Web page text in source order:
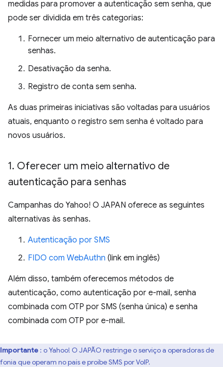
medidas para promover a autenticação sem senha, que
pode ser dividida em três categorias:
Fornecer um meio alternativo de autenticação para
senhas.
Desativação da senha.
Registro de conta sem senha.
As duas primeiras iniciativas são voltadas para usuários
atuais, enquanto o registro sem senha é voltado para
novos usuários.
1. Oferecer um meio alternativo de
autenticação para senhas
Campanhas do Yahoo! O JAPAN oferece as seguintes
alternativas às senhas.
Autenticação por SMS
FIDO com WebAuthn (link em inglês)
Além disso, também oferecemos métodos de
autenticação, como autenticação por e-mail, senha
combinada com OTP por SMS (senha única) e senha
combinada com OTP por e-mail.
Importante : o Yahoo! O JAPÃO restringe o serviço a operadoras de
que operam no país e proíbe SMS por VoIP.